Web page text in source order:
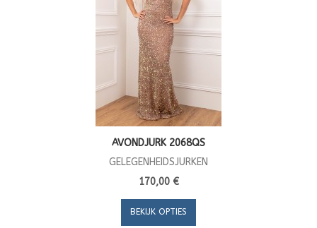
AVONDJURK 2068QS
GELEGENHEIDSJURKEN
170,00 €
BEKIJK OPTIES